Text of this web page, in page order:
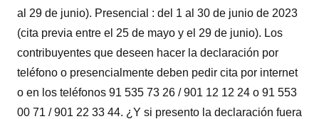
al 29 de junio). Presencial : del 1 al 30 de junio de 2023
(cita previa entre el 25 de mayo y el 29 de junio). Los
contribuyentes que deseen hacer la declaración por
teléfono o presencialmente deben pedir cita por internet
o en los teléfonos 91 535 73 26 / 901 12 12 24 o 91 553
00 71 / 901 22 33 44. ¿Y si presento la declaración fuera